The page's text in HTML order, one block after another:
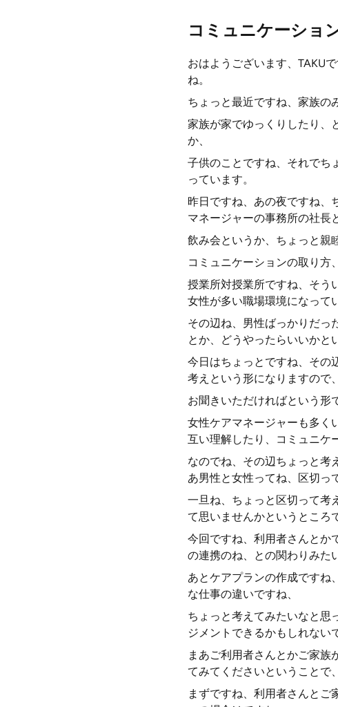
コミュニケーショ
おはようございます、TAKU
ね。
ちょっと最近ですね、家族の
家族が家でゆっくりしたり、
か、
子供のことですね、それでち
っています。
昨日ですね、あの夜ですね、
マネージャーの事務所の社長
飲み会というか、ちょっと親
コミュニケーションの取り方
授業所対授業所ですね、そう
女性が多い職場環境になって
その辺ね、男性ばっかりだっ
とか、どうやったらいいかと
今日はちょっとですね、その
考えという形になりますので、
お聞きいただければという形
女性ケアマネージャーも多く
互い理解したり、コミュニケ
なのでね、その辺ちょっと考
あ男性と女性ってね、区切っ
一旦ね、ちょっと区切って考
て思いませんかというところ
今回ですね、利用者さんとか
の連携のね、との関わりみた
あとケアプランの作成ですね
な仕事の違いですね、
ちょっと考えてみたいなと思
ジメントできるかもしれない
まあご利用者さんとかご家族
てみてくださいということで、
まずですね、利用者さんとご